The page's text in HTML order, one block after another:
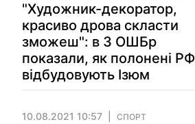
"Художник-декоратор,
красиво дрова скласти
зможеш": в 3 ОШБр
показали, як полонені РФ
відбудовують Ізюм
10.08.2021 10:57 СПОРТ